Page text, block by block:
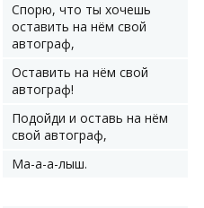
Спорю, что ты хочешь
оставить на нём свой
автограф,
Оставить на нём свой
автограф!
Подойди и оставь на нём
свой автограф,
Ма-а-а-лыш.